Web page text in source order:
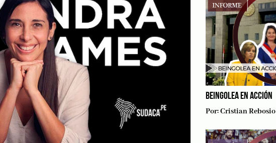
BEINGOLEA EN ACCIÓN
Por:Cristian Rebosio